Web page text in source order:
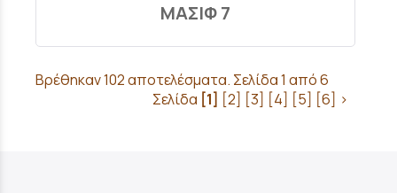
ΜΑΣΙΦ 7
Βρέθηκαν 102 αποτελέσματα. Σελίδα 1 από 6
Σελίδα [1] [2] [3] [4] [5] [6] >